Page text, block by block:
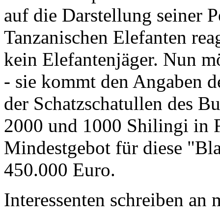
auf die Darstellung seiner
Tanzanischen Elefanten
kein Elefantenjäger. Nun
- sie kommt den Angaben
der Schatzschatullen des
2000 und 1000 Shilingi in
Mindestgebot für diese
450.000 Euro.
Interessenten schreiben